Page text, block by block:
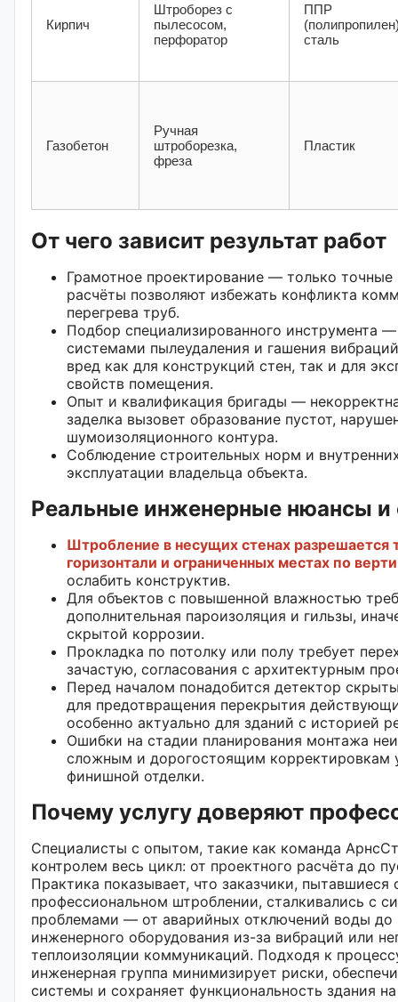
Кирпич
Штроборез с
пылесосом,
перфоратор
ППР
сталь
Газобетон
Ручная
штроборезка,
фреза
Пластик
От чего зависит результат работ
Грамотное проектирование — только
расчёты позволяют избежать конфликта
перегрева труб.
Подбор специализированного инструмента
системами пылеудаления и гашения
вред как для конструкций стен, так и для
свойств помещения.
Опыт и квалификация бригады —
заделка вызовет образование пустот,
шумоизоляционного контура.
Соблюдение строительных норм и
эксплуатации владельца объекта.
Реальные инженерные нюансы и
Штробление в несущих стенах разрешается
горизонтали и ограниченных местах по
ослабить конструктив.
Для объектов с повышенной влажностью
дополнительная пароизоляция и гильзы,
скрытой коррозии.
Прокладка по потолку или полу требует
зачастую, согласования с архитектурным
Перед началом понадобится детектор
для предотвращения перекрытия
особенно актуально для зданий с историей
Ошибки на стадии планирования монтажа
сложным и дорогостоящим корректировкам
финишной отделки.
Почему услугу доверяют
Специалисты с опытом, такие как команда
контролем весь цикл: от проектного расчёта до
Практика показывает, что заказчики, пытавшиеся
профессиональном штроблении, сталкивались с
проблемами — от аварийных отключений воды до
инженерного оборудования из-за вибраций или
теплоизоляции коммуникаций. Подходя к
инженерная группа минимизирует риски,
системы и сохраняет функциональность здания